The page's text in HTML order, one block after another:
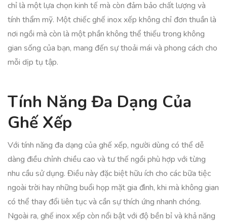
chỉ là một lựa chọn kinh tế mà còn đảm bảo chất lượng và
tính thẩm mỹ. Một chiếc ghế inox xếp không chỉ đơn thuần là
nơi ngồi mà còn là một phần không thể thiếu trong không
gian sống của bạn, mang đến sự thoải mái và phong cách cho
mỗi dịp tụ tập.
Tính Năng Đa Dạng Của
Ghế Xếp
Với tính năng đa dạng của ghế xếp, người dùng có thể dễ
dàng điều chỉnh chiều cao và tư thế ngồi phù hợp với từng
nhu cầu sử dụng. Điều này đặc biệt hữu ích cho các bữa tiệc
ngoài trời hay những buổi họp mặt gia đình, khi mà không gian
có thể thay đổi liên tục và cần sự thích ứng nhanh chóng.
Ngoài ra, ghế inox xếp còn nổi bật với độ bền bỉ và khả năng